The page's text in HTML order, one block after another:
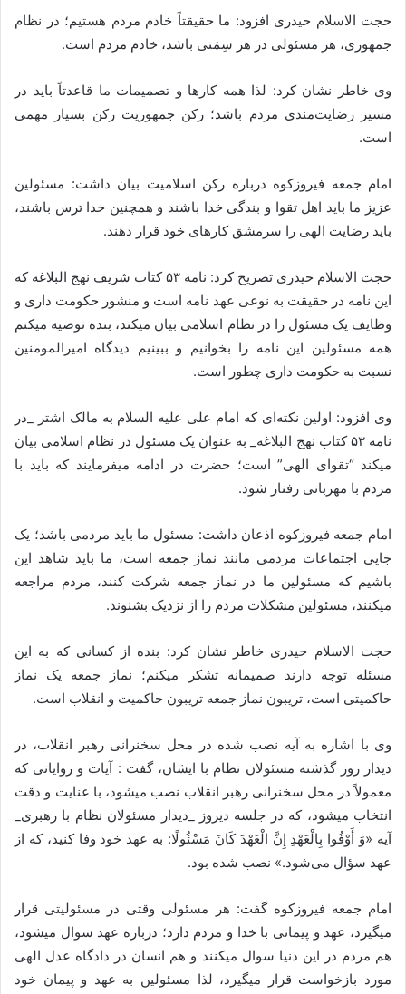
حجت الاسلام حیدری افزود: ما حقیقتاً خادم مردم هستیم؛ در نظام
جمهوری، هر مسئولی در هر سِمَتی باشد، خادم مردم است.
وی خاطر نشان کرد: لذا همه کارها و تصمیمات ما قاعدتاً باید در
مسیر رضایت‌مندی مردم باشد؛ رکن جمهوریت رکن بسیار مهمی
است.
امام جمعه فیروزکوه درباره رکن اسلامیت بیان داشت: مسئولین
عزیز ما باید اهل تقوا و بندگی خدا باشند و همچنین خدا ترس باشند،
باید رضایت الهی را سرمشق کارهای خود قرار دهند.
حجت الاسلام حیدری تصریح کرد: نامه ۵۳ کتاب شریف نهج البلاغه که
این نامه در حقیقت به نوعی عهد نامه است و منشور حکومت داری و
وظایف یک مسئول را در نظام اسلامی بیان میکند، بنده توصیه میکنم
همه مسئولین این نامه را بخوانیم و ببینیم دیدگاه امیرالمومنین
نسبت به حکومت داری چطور است.
وی افزود: اولین نکته‌ای که امام علی علیه السلام به مالک اشتر _در
نامه ۵۳ کتاب نهج البلاغه_ به عنوان یک مسئول در نظام اسلامی بیان
میکند “تقوای الهی” است؛ حضرت در ادامه میفرمایند که باید با
مردم با مهربانی رفتار شود.
امام جمعه فیروزکوه اذعان داشت: مسئول ما باید مردمی باشد؛ یک
جایی اجتماعات مردمی مانند نماز جمعه است، ما باید شاهد این
باشیم که مسئولین ما در نماز جمعه شرکت کنند، مردم مراجعه
میکنند، مسئولین مشکلات مردم را از نزدیک بشنوند.
حجت الاسلام حیدری خاطر نشان کرد: بنده از کسانی که به این
مسئله توجه دارند صمیمانه تشکر میکنم؛ نماز جمعه یک نماز
حاکمیتی است، تریبون نماز جمعه تریبون حاکمیت و انقلاب است.
وی با اشاره به آیه نصب شده در محل سخنرانی رهبر انقلاب، در
دیدار روز گذشته مسئولان نظام با ایشان، گفت : آیات و روایاتی که
معمولاً در محل سخنرانی رهبر انقلاب نصب میشود، با عنایت و دقت
انتخاب میشود، که در جلسه دیروز _دیدار مسئولان نظام با رهبری_
آیه «وَ أَوْفُوا بِالْعَهْدِ إِنَّ الْعَهْدَ کَانَ مَسْئُولًا: به عهد خود وفا کنید، که از
عهد سؤال می‌شود.» نصب شده بود.
امام جمعه فیروزکوه گفت: هر مسئولی وقتی در مسئولیتی قرار
میگیرد، عهد و پیمانی با خدا و مردم دارد؛ درباره عهد سوال میشود،
هم مردم در این دنیا سوال میکنند و هم انسان در دادگاه عدل الهی
مورد بازخواست قرار میگیرد، لذا مسئولین به عهد و پیمان خود